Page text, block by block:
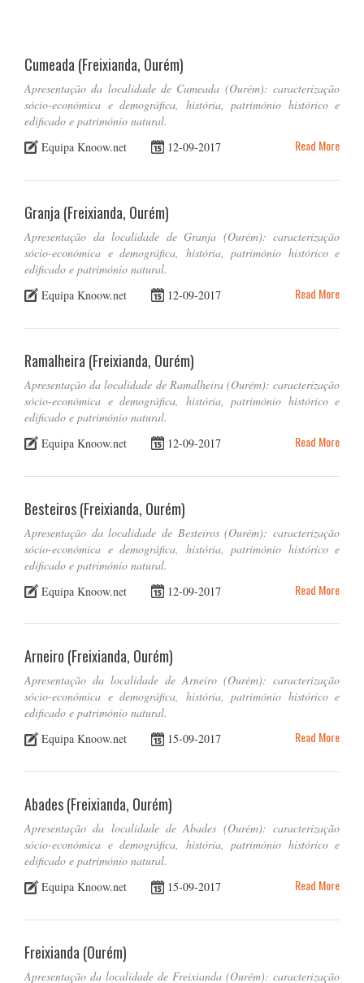
Cumeada (Freixianda, Ourém)
Apresentação da localidade de Cumeada (Ourém): caracterização
sócio-económica e demográfica, história, património histórico e
edificado e património natural.
Equipa Knoow.net
12-09-2017 Read More
Granja (Freixianda, Ourém)
Apresentação da localidade de Granja (Ourém): caracterização
sócio-económica e demográfica, história, património histórico e
edificado e património natural.
Equipa Knoow.net
12-09-2017 Read More
Ramalheira (Freixianda, Ourém)
Apresentação da localidade de Ramalheira (Ourém): caracterização
sócio-económica e demográfica, história, património histórico e
edificado e património natural.
Equipa Knoow.net
12-09-2017 Read More
Besteiros (Freixianda, Ourém)
Apresentação da localidade de Besteiros (Ourém): caracterização
sócio-económica e demográfica, história, património histórico e
edificado e património natural.
Equipa Knoow.net
12-09-2017 Read More
Arneiro (Freixianda, Ourém)
Apresentação da localidade de Arneiro (Ourém): caracterização
sócio-económica e demográfica, história, património histórico e
edificado e património natural.
Equipa Knoow.net
15-09-2017 Read More
Abades (Freixianda, Ourém)
Apresentação da localidade de Abades (Ourém): caracterização
sócio-económica e demográfica, história, património histórico e
edificado e património natural.
Equipa Knoow.net
15-09-2017 Read More
Freixianda (Ourém)
Apresentação da localidade de Freixianda (Ourém): caracterização